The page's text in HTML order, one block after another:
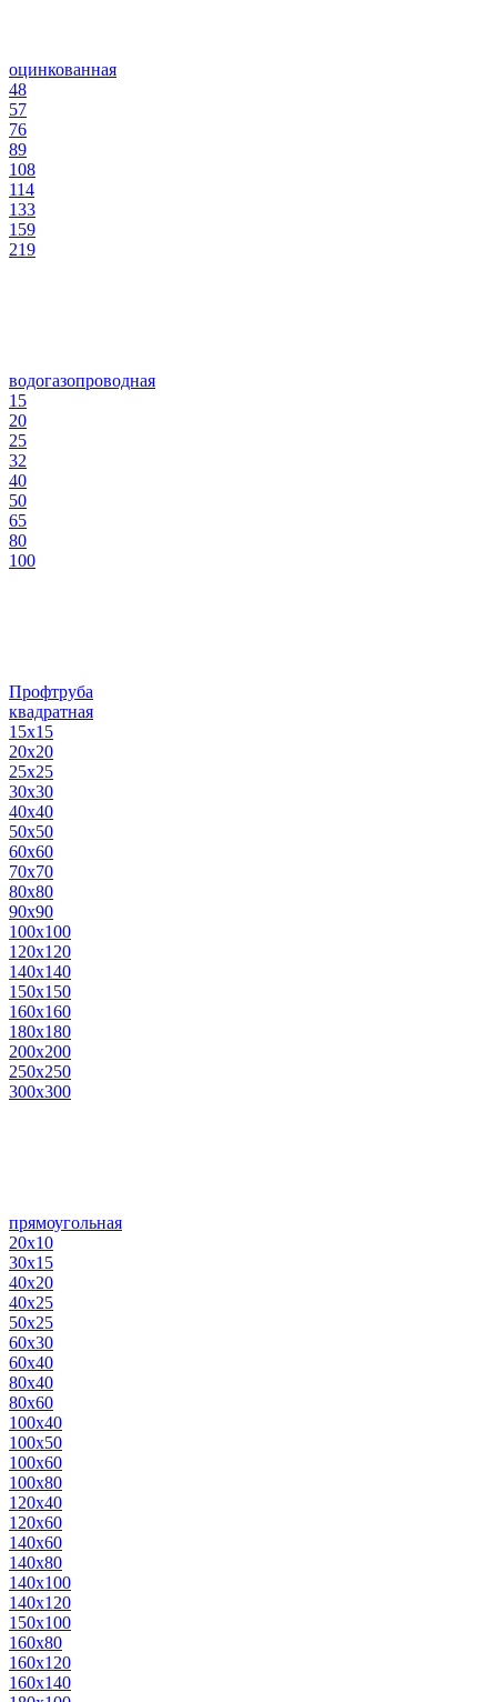
оцинкованная
48
57
76
89
108
114
133
159
219
водогазопроводная
15
20
25
32
40
50
65
80
100
Профтруба
квадратная
15х15
20х20
25х25
30х30
40х40
50х50
60х60
70х70
80х80
90х90
100х100
120х120
140х140
150х150
160х160
180х180
200х200
250х250
300х300
прямоугольная
20х10
30х15
40х20
40х25
50х25
60х30
60х40
80х40
80х60
100х40
100х50
100х60
100х80
120х40
120х60
140х60
140х80
140х100
140х120
150х100
160х80
160х120
160х140